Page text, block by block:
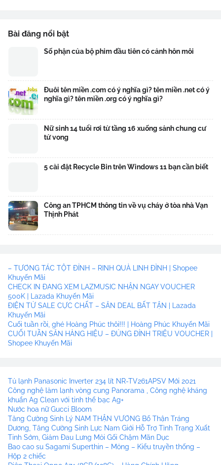
Bài đăng nổi bật
Số phận của bộ phim đầu tiên có cảnh hôn môi
Đuôi tên miền .com có ý nghĩa gì? tên miền .net có ý
nghĩa gì? tên miền .org có ý nghĩa gì?
Nữ sinh 14 tuổi rơi từ tầng 16 xuống sảnh chung cư
tử vong
5 cài đặt Recycle Bin trên Windows 11 bạn cần biết
Công an TPHCM thông tin về vụ cháy ở tòa nhà Vạn
Thịnh Phát
– TƯƠNG TÁC TỘT ĐỈNH – RINH QUÀ LINH ĐÌNH | Shopee
Khuyến Mãi
CHECK IN ĐANG XEM LAZMUSIC NHẬN NGAY VOUCHER
500K | Lazada Khuyến Mãi
ĐIỆN TỬ SALE CỰC CHẤT – SĂN DEAL BẤT TẬN | Lazada
Khuyến Mãi
Cuối tuần rồi, ghé Hoàng Phúc thôi!!! | Hoàng Phúc Khuyến Mãi
CUỐI TUẦN SĂN HÀNG HIỆU – ĐỦNG ĐỈNH TRIỆU VOUCHER |
Shopee Khuyến Mãi
Tủ lạnh Panasonic Inverter 234 lít NR-TV261APSV Mới 2021
Công nghệ làm lạnh vòng cung Panorama , Công nghệ kháng
khuẩn Ag Clean với tinh thể bạc Ag+
Nước hoa nữ Gucci Bloom
Tăng Cường Sinh Lý NAM THẬN VƯƠNG Bổ Thận Tráng
Dương, Tăng Cường Sinh Lực Nam Giới Hỗ Trợ Tình Trạng Xuất
Tinh Sớm, Giảm Đau Lưng Mỏi Gối Chậm Mãn Dục
Bao cao su Sagami Superthin – Mỏng – Kiểu truyền thống –
Hộp 2 chiếc